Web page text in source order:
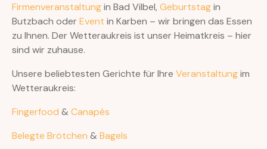
Firmenveranstaltungin Bad Vilbel, Geburtstagin
Butzbach oderEvent in Karben – wir bringen das Essen
zu Ihnen. Der Wetteraukreis ist unser Heimatkreis – hier
sind wir zuhause.
Unsere beliebtesten Gerichte für Ihre Veranstaltungim
Wetteraukreis:
Fingerfood & Canapés
Belegte Brötchen & Bagels